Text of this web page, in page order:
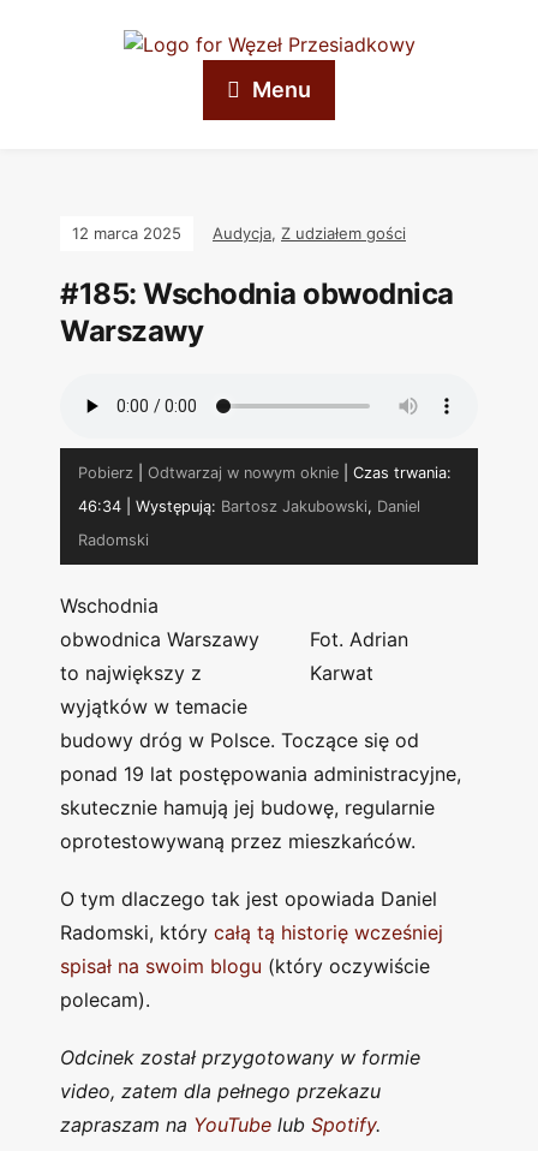
Menu
12 marca 2025 Audycja, Z udziałem gości
#185: Wschodnia obwodnica
Warszawy
Pobierz |Odtwarzaj w nowym oknie |Czas trwania:
46:34 | Występują: Bartosz Jakubowski, Daniel
Radomski
Fot. Adrian
Karwat
Wschodnia
obwodnica Warszawy
to największy z
wyjątków w temacie
budowy dróg w Polsce. Toczące się od
ponad 19 lat postępowania administracyjne,
skutecznie hamują jej budowę, regularnie
oprotestowywaną przez mieszkańców.
O tym dlaczego tak jest opowiada Daniel
Radomski, który całą tą historię wcześniej
spisał na swoim blogu (który oczywiście
polecam).
Odcinek został przygotowany w formie
video, zatem dla pełnego przekazu
zapraszam na YouTube lub Spotify.